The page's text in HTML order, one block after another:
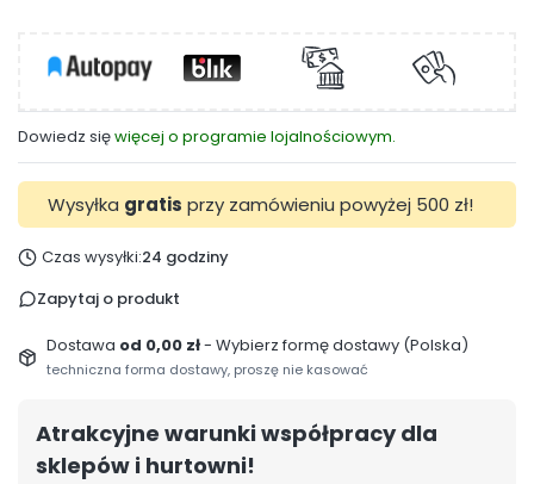
Dowiedz sięwięcej o programie lojalnościowym.
Wysyłka gratis przy zamówieniu powyżej 500 zł!
Czas wysyłki:24 godziny
Zapytaj o produkt
Dostawa od 0,00 zł- Wybierz formę dostawy (Polska)
techniczna forma dostawy, proszę nie kasować
Atrakcyjne warunki współpracy dla
sklepów i hurtowni!